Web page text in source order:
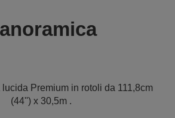
Premium in rotoli da 111,8cm
(44'') x 30,5m .